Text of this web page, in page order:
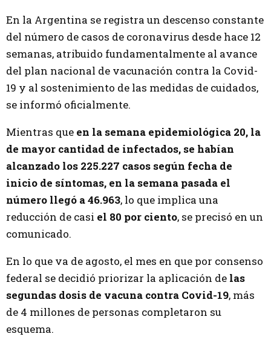
En la Argentina se registra un descenso constante
del número de casos de coronavirus desde hace 12
semanas, atribuido fundamentalmente al avance
del plan nacional de vacunación contra la Covid-
19 y al sostenimiento de las medidas de cuidados,
se informó oficialmente.
Mientras que en la semana epidemiológica 20, la
de mayor cantidad de infectados, se habían
alcanzado los 225.227 casos según fecha de
inicio de síntomas, en la semana pasada el
número llegó a 46.963, lo que implica una
reducción de casi el 80 por ciento, se precisó en un
comunicado.
En lo que va de agosto, el mes en que por consenso
federal se decidió priorizar la aplicación de las
segundas dosis de vacuna contra Covid-19, más
de 4 millones de personas completaron su
esquema.